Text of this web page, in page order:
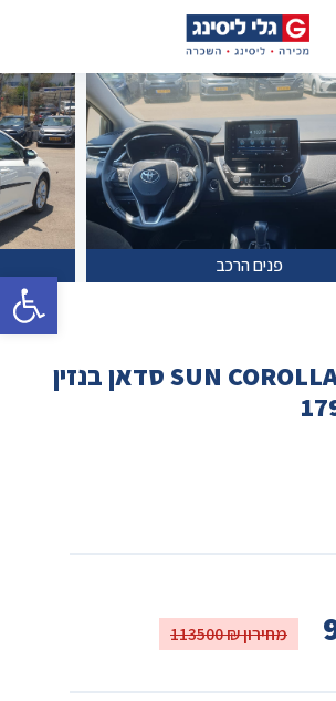
פתח
SUN COROLLA SDN HSD סדאן בנזין
מחירון ₪ 113500
פנים הרכב